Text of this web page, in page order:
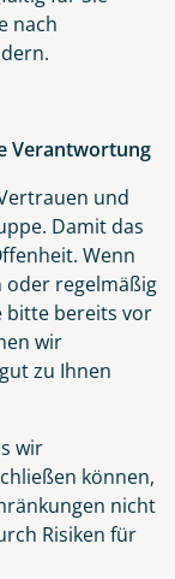
nach
Verantwortung
und
Damit das
Wenn
oder regelmäßig
bitte bereits vor
wir
zu Ihnen
wir
können,
nicht
Risiken für